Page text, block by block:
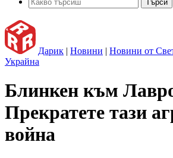
Дарик | Новини | Новини от
Украйна
Блинкен към
Прекратете тази
война